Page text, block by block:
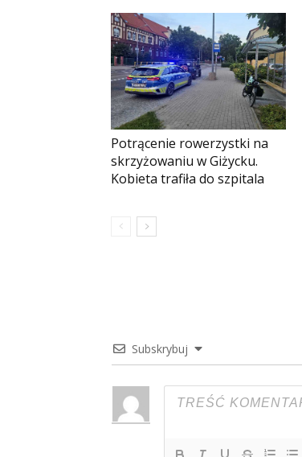
Potrącenie rowerzystki na
skrzyżowaniu w Giżycku.
Kobieta trafiła do szpitala
Subskrybuj